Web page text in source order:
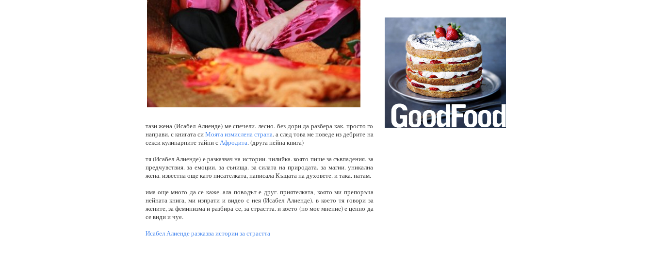
тази жена (Исабел Алиенде) ме спечели. лесно. без дори да разбера как. просто го
направи. с книгата сиМоята измислена страна. а след това ме поведе из дебрите на
секси кулинарните тайни сАфродита. (друга нейна книга)
тя (Исабел Алиенде) е разказвач на истории. чилийка. която пише за съвпадения. за
предчувствия. за емоции. за сънища. за силата на природата. за магии. уникална
жена. известна още като писателката, написала Къщата на духовете. и така. натам.
има още много да се каже. ала поводът е друг. приятелката, която ми препоръча
нейната книга, ми изпрати и видео с нея (Исабел Алиенде). в което тя говори за
жените, за феминизма и разбира се, за страстта. и което (по мое мнение) е ценно да
се види и чуе.
Исабел Алиенде разказва истории за страстта